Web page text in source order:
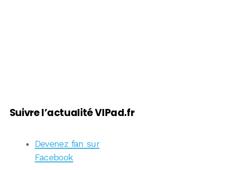
Suivre l’actualité VIPad.fr
Devenez fan sur
Facebook